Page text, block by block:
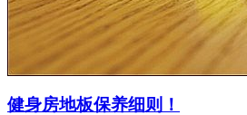
健身房地板保养细则！